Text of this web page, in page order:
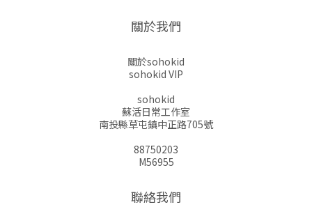
關於我們
關於sohokid
sohokid VIP
sohokid
蘇活日常工作室
南投縣草屯鎮中正路705號
88750203
M56955
聯絡我們